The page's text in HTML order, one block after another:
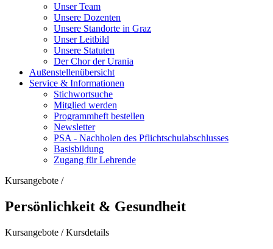
Unser Team
Unsere Dozenten
Unsere Standorte in Graz
Unser Leitbild
Unsere Statuten
Der Chor der Urania
Außenstellenübersicht
Service & Informationen
Stichwortsuche
Mitglied werden
Programmheft bestellen
Newsletter
PSA - Nachholen des Pflichtschulabschlusses
Basisbildung
Zugang für Lehrende
Kursangebote /
Persönlichkeit & Gesundheit
Kursangebote /Kursdetails